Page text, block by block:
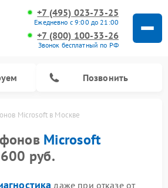
+7 (495) 023-73-25
Ежедневно с 9:00 до 21:00
+7 (800) 100-33-26
Звонок бесплатный по РФ
Позвонить
Microsoft в Москве
Microsoft
руб.
даже при отказе от